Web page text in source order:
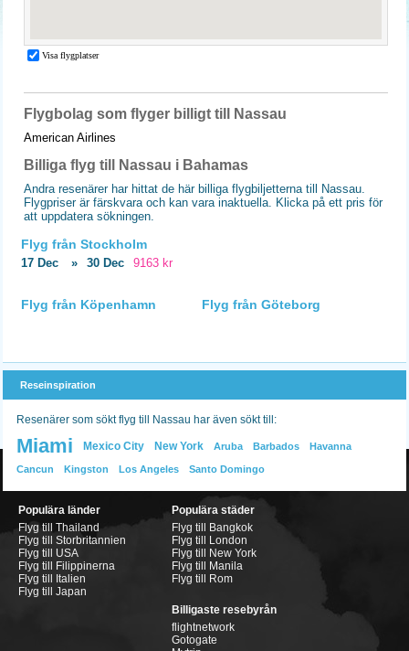
Flygbolag som flyger billigt till Nassau
American Airlines
Billiga flyg till Nassau i Bahamas
Andra resenärer har hittat de här billiga flygbiljetterna till Nassau.
Flygpriser är färskvara och kan vara inaktuella. Klicka på ett pris för
att uppdatera sökningen.
Flyg från Stockholm
17 Dec » 30 Dec 9163 kr
Flyg från Köpenhamn Flyg från Göteborg
Reseinspiration
Resenärer som sökt flyg till Nassau har även sökt till:
Miami Mexico City New York Aruba Barbados Havanna
Cancun Kingston Los Angeles Santo Domingo
Populära länder
Flyg till Thailand
Flyg till Storbritannien
Flyg till USA
Flyg till Filippinerna
Flyg till Italien
Flyg till Japan
Populära städer
Flyg till Bangkok
Flyg till London
Flyg till New York
Flyg till Manila
Flyg till Rom
Billigaste resebyrån
flightnetwork
Gotogate